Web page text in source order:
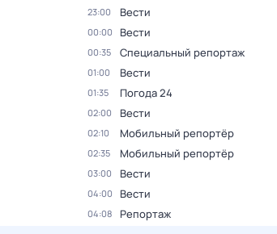
23:00 Вести
00:00 Вести
00:35 Специальный репортаж
01:00 Вести
01:35 Погода 24
02:00 Вести
02:10 Мобильный репортёр
02:35 Мобильный репортёр
03:00 Вести
04:00 Вести
04:08 Репортаж